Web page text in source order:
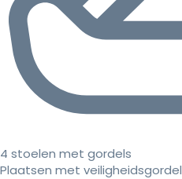
4 stoelen met gordels
Plaatsen met veiligheidsgordel